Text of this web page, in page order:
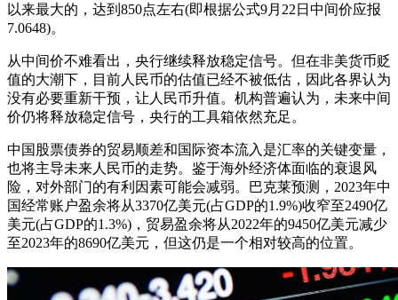
以来最大的，达到850点左右(即根据公式9月22日中间价应报
7.0648)。
从中间价不难看出，央行继续释放稳定信号。但在非美货币贬
值的大潮下，目前人民币的估值已经不被低估，因此各界认为
没有必要重新干预，让人民币升值。机构普遍认为，未来中间
价仍将释放稳定信号，央行的工具箱依然充足。
中国股票债券的贸易顺差和国际资本流入是汇率的关键变量，
也将主导未来人民币的走势。鉴于海外经济体面临的衰退风
险，对外部门的有利因素可能会减弱。巴克莱预测，2023年中
国经常账户盈余将从3370亿美元(占GDP的1.9%)收窄至2490亿
美元(占GDP的1.3%)，贸易盈余将从2022年的9450亿美元减少
至2023年的8690亿美元，但这仍是一个相对较高的位置。